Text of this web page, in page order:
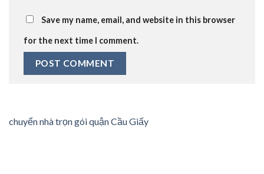
Save my name, email, and website in this browser
for the next time I comment.
chuyển nhà trọn gói quận Cầu Giấy